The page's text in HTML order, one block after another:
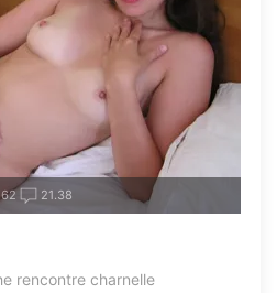
21.38
rencontre charnelle